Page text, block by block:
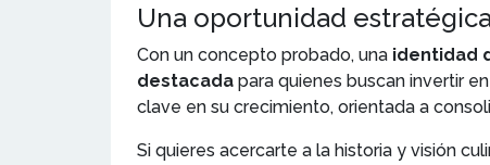
Una oportunidad
Con un concepto probado, una identidad
destacada para quienes buscan invertir
clave en su crecimiento, orientada a
Si quieres acercarte a la historia y visión